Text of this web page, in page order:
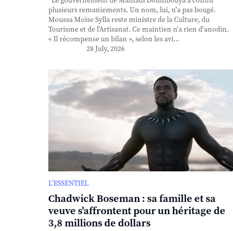
plusieurs remaniements. Un nom, lui, n'a pas bougé.
Moussa Moïse Sylla reste ministre de la Culture, du
Tourisme et de l'Artisanat. Ce maintien n'a rien d'anodin.
« Il récompense un bilan », selon les avi...
28 July, 2026
L’ESSENTIEL
Chadwick Boseman : sa famille et sa
veuve s'affrontent pour un héritage de
3,8 millions de dollars